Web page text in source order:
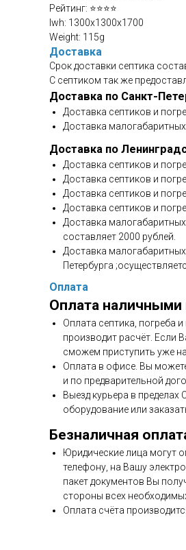
Рейтинг: ⭐⭐⭐⭐
lwh: 1300x1300x1700
Weight: 115g
Доставка
Срок доставки септика
С септиком так же
Доставка по Санкт-
Доставка септиков и
Доставка
Доставка по
Доставка септиков и
Доставка септиков и
Доставка септиков и
Доставка септиков и
Доставка
составляет 2000 рублей.
Доставка
Петербурга
Оплата
Оплата наличными
Оплата септика, погреба
производит расчёт. Если
сможем приступить уже
Оплата в офисе. Вы
и по предварительной
Выезд курьера в
оборудование или
Безналичная
Юридические лица могут
телефону, на Вашу
пакет документов Вы
стороны всех
Оплата счёта